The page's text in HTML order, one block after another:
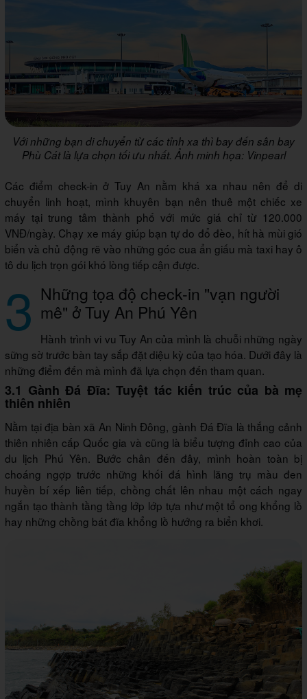
Với những bạn di chuyển từ các tỉnh xa thì bay đến sân bay
Phù Cát là lựa chọn tối ưu nhất. Ảnh minh họa: Vinpearl
Các điểm check-in ở Tuy An nằm khá xa nhau nên để di
chuyển linh hoạt, mình khuyên bạn nên thuê một chiếc xe
máy tại trung tâm thành phố với mức giá chỉ từ 120.000
VNĐ/ngày. Chạy xe máy giúp bạn tự do đổ đèo, hít hà mùi gió
biển và chủ động rẽ vào những góc cua ẩn giấu mà taxi hay ô
tô du lịch trọn gói khó lòng tiếp cận được.
3 Những tọa độ check-in "vạn người
mê" ở Tuy An Phú Yên
Hành trình vi vu Tuy An của mình là chuỗi những ngày
sững sờ trước bàn tay sắp đặt diệu kỳ của tạo hóa. Dưới đây là
những điểm đến mà mình đã lựa chọn đến tham quan.
3.1 Gành Đá Đĩa: Tuyệt tác kiến trúc của bà mẹ
thiên nhiên
Nằm tại địa bàn xã An Ninh Đông, gành Đá Đĩa là thắng cảnh
thiên nhiên cấp Quốc gia và cũng là biểu tượng đỉnh cao của
du lịch Phú Yên. Bước chân đến đây, mình hoàn toàn bị
choáng ngợp trước những khối đá hình lăng trụ màu đen
huyền bí xếp liên tiếp, chồng chất lên nhau một cách ngay
ngắn tạo thành tầng tầng lớp lớp tựa như một tổ ong khổng lồ
hay những chồng bát đĩa khổng lồ hướng ra biển khơi.